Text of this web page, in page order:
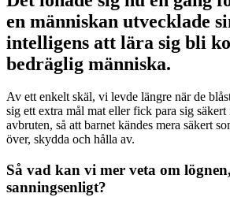
en människan utvecklade
intelligens att lära sig bli
bedräglig människa.
Av ett enkelt skäl, vi levde längre när de
sig ett extra mål mat eller fick para sig
avbruten, så att barnet kändes mera säkert
över, skydda och hålla av.
Så vad kan vi mer veta om
sanningsenligt?